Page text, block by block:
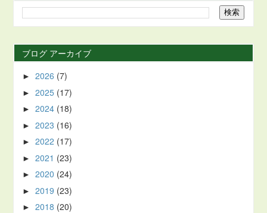
ブログ アーカイブ
►2026 (7)
►2025 (17)
►2024 (18)
►2023 (16)
►2022 (17)
►2021 (23)
►2020 (24)
►2019 (23)
►2018 (20)